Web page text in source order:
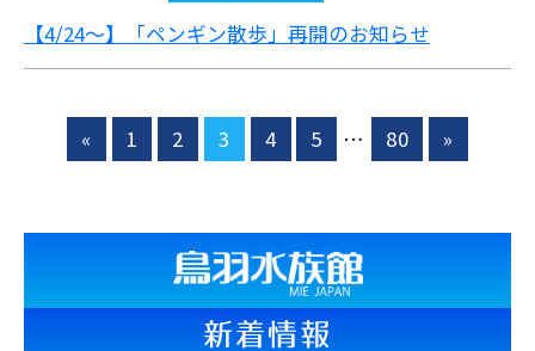
【4/24～】「ペンギン散歩」再開のお知らせ
« 1 2 3 4 5 … 80 »
新着情報